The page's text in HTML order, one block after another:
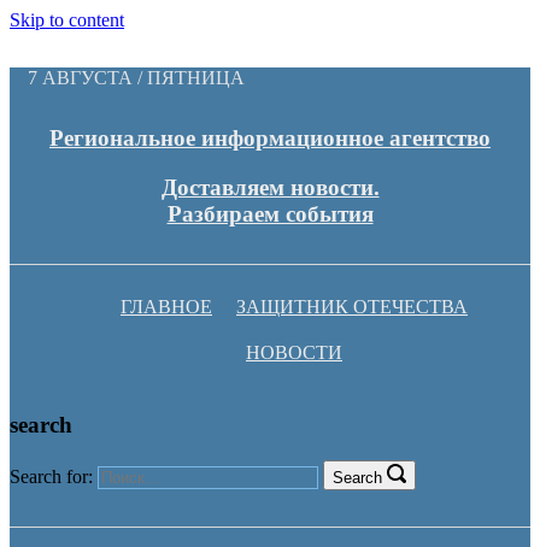
Skip to content
7 АВГУСТА / ПЯТНИЦА
Региональное информационное агентство
Доставляем новости.
Разбираем события
ГЛАВНОЕ ЗАЩИТНИК ОТЕЧЕСТВА
НОВОСТИ
search
Search for: Search